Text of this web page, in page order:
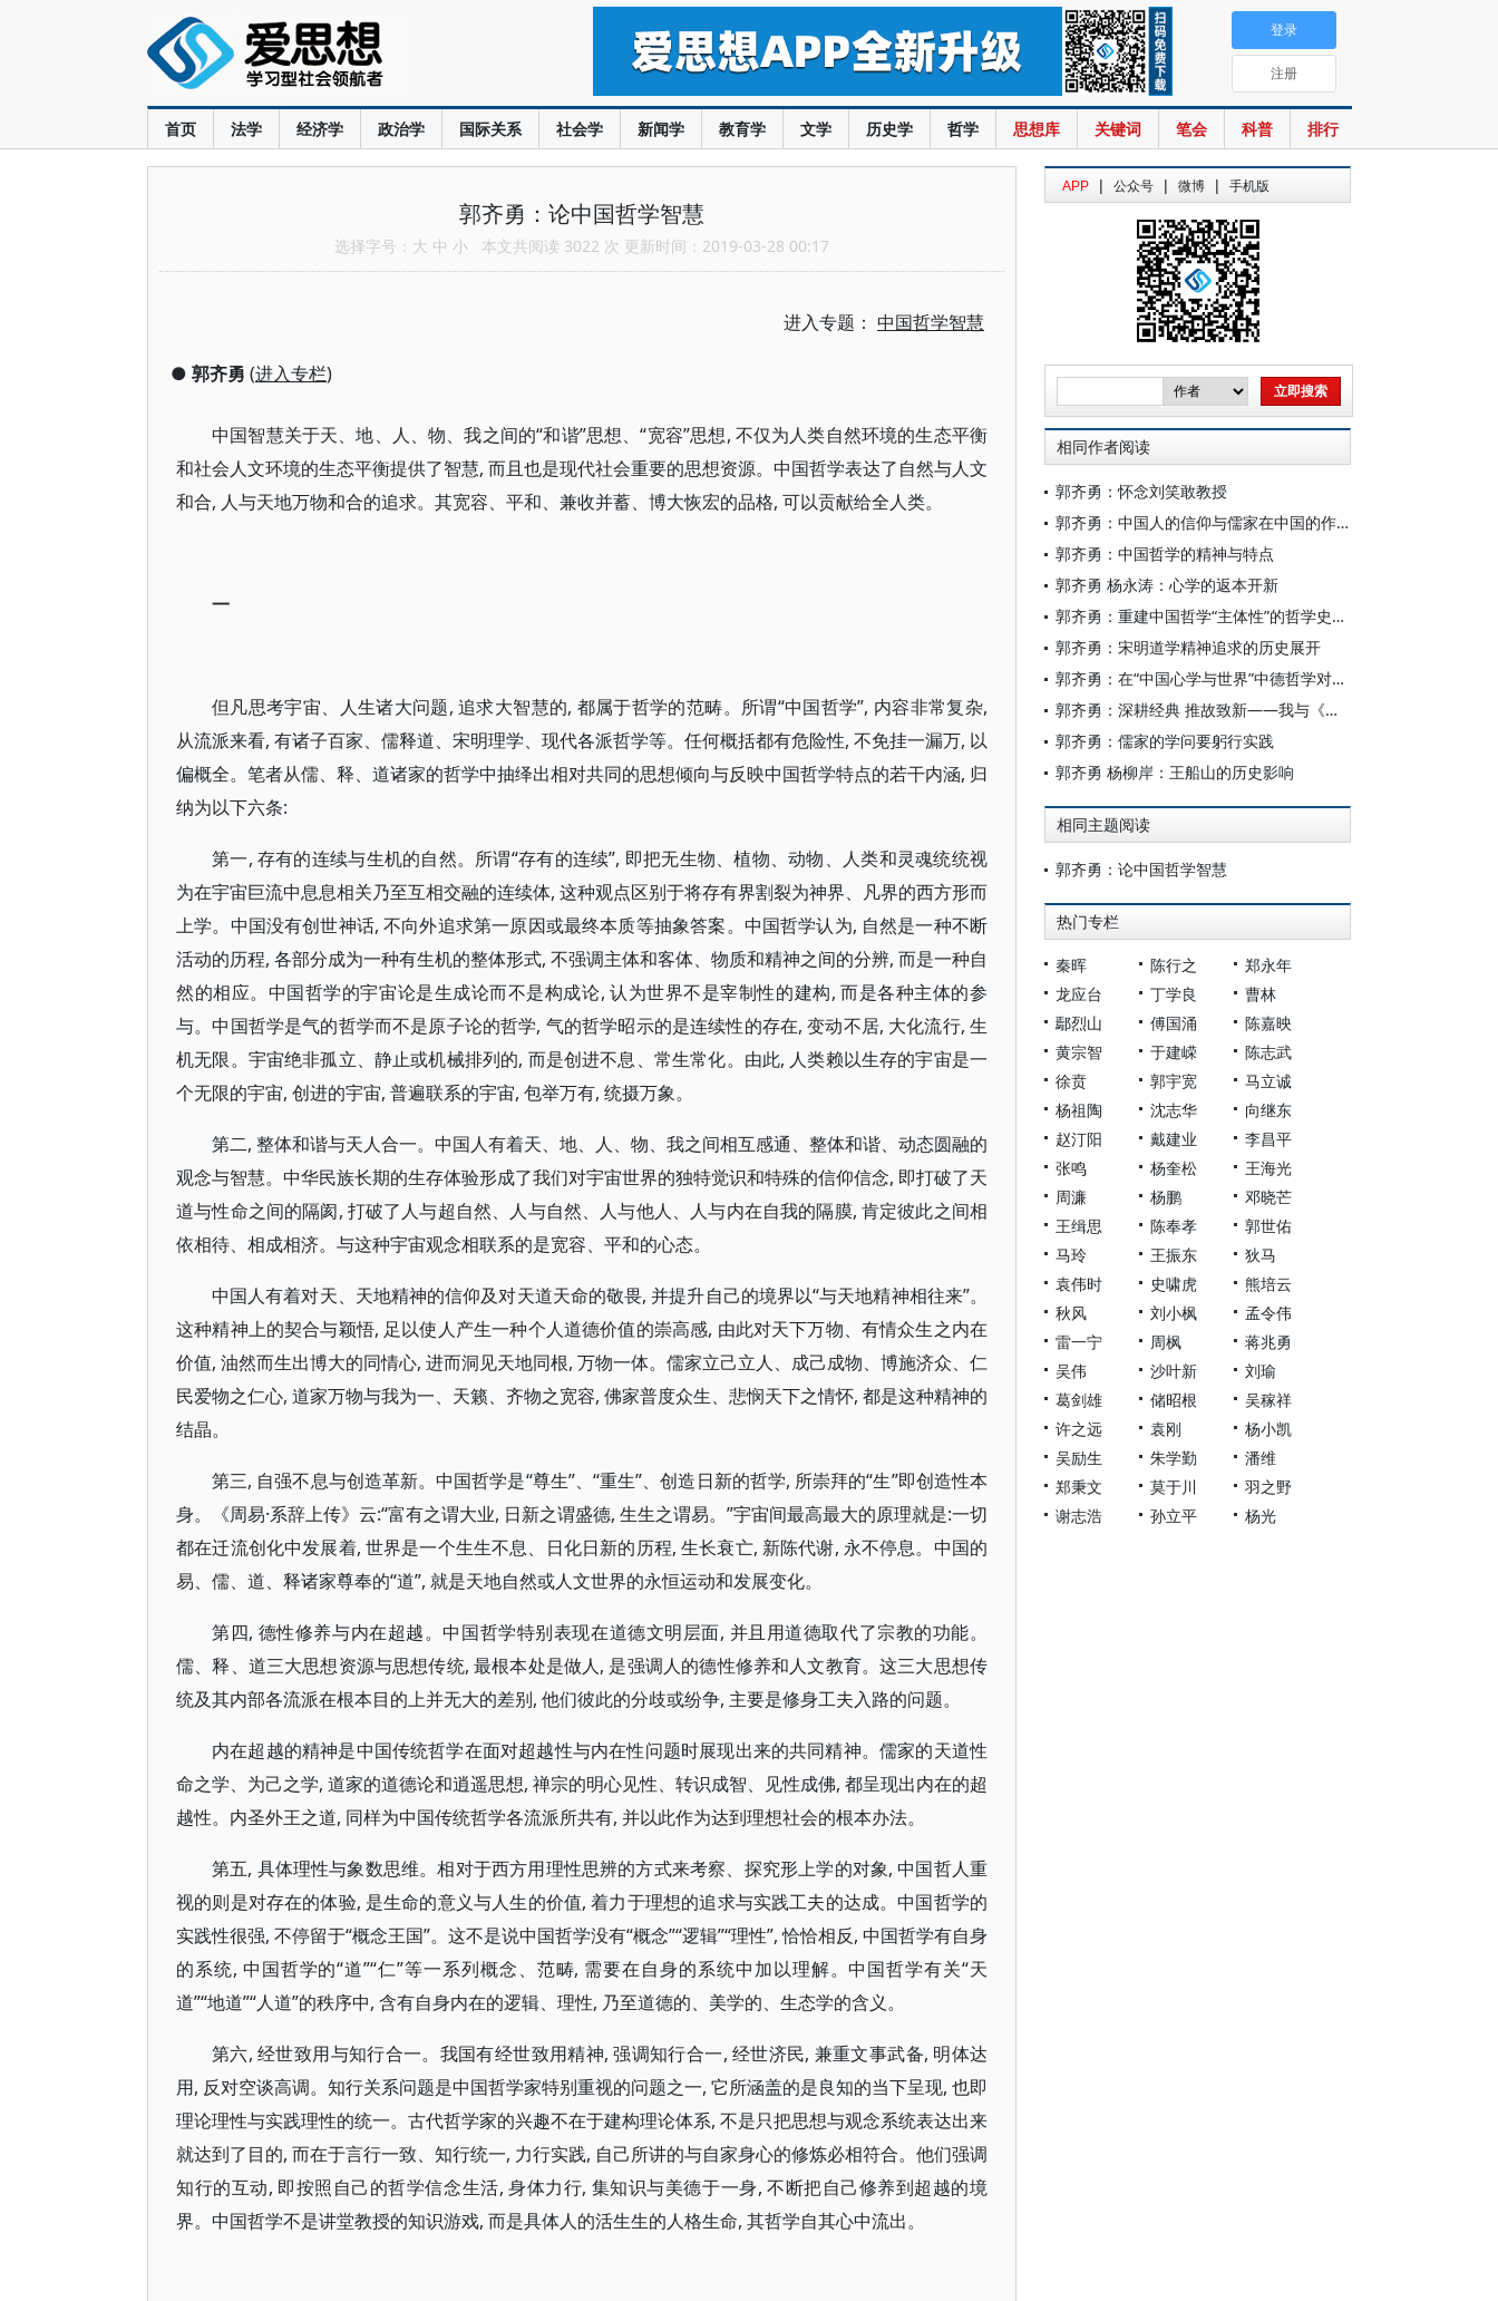
首页 法学 经济学 政治学 国际关系 社会学 新闻学 教育学 文学 历史学 哲学 思想库 关键词 笔会 科普 排行
登录
注册
郭齐勇：论中国哲学智慧
选择字号： 大 中 小 本文共阅读 3022 次 更新时间：2019-03-28 00:17
进入专题： 中国哲学智慧
● 郭齐勇 (进入专栏)
中国智慧关于天、地、人、物、我之间的“和谐”思想、“宽容”思想, 不仅为人类自然环境的生态平衡
和社会人文环境的生态平衡提供了智慧, 而且也是现代社会重要的思想资源。中国哲学表达了自然与人文
和合, 人与天地万物和合的追求。其宽容、平和、兼收并蓄、博大恢宏的品格, 可以贡献给全人类。
一
但凡思考宇宙、人生诸大问题, 追求大智慧的, 都属于哲学的范畴。所谓“中国哲学”, 内容非常复杂,
从流派来看, 有诸子百家、儒释道、宋明理学、现代各派哲学等。任何概括都有危险性, 不免挂一漏万, 以
偏概全。笔者从儒、释、道诸家的哲学中抽绎出相对共同的思想倾向与反映中国哲学特点的若干内涵, 归
纳为以下六条:
第一, 存有的连续与生机的自然。所谓“存有的连续”, 即把无生物、植物、动物、人类和灵魂统统视
为在宇宙巨流中息息相关乃至互相交融的连续体, 这种观点区别于将存有界割裂为神界、凡界的西方形而
上学。中国没有创世神话, 不向外追求第一原因或最终本质等抽象答案。中国哲学认为, 自然是一种不断
活动的历程, 各部分成为一种有生机的整体形式, 不强调主体和客体、物质和精神之间的分辨, 而是一种自
然的相应。中国哲学的宇宙论是生成论而不是构成论, 认为世界不是宰制性的建构, 而是各种主体的参
与。中国哲学是气的哲学而不是原子论的哲学, 气的哲学昭示的是连续性的存在, 变动不居, 大化流行, 生
机无限。宇宙绝非孤立、静止或机械排列的, 而是创进不息、常生常化。由此, 人类赖以生存的宇宙是一
个无限的宇宙, 创进的宇宙, 普遍联系的宇宙, 包举万有, 统摄万象。
第二, 整体和谐与天人合一。中国人有着天、地、人、物、我之间相互感通、整体和谐、动态圆融的
观念与智慧。中华民族长期的生存体验形成了我们对宇宙世界的独特觉识和特殊的信仰信念, 即打破了天
道与性命之间的隔阂, 打破了人与超自然、人与自然、人与他人、人与内在自我的隔膜, 肯定彼此之间相
依相待、相成相济。与这种宇宙观念相联系的是宽容、平和的心态。
中国人有着对天、天地精神的信仰及对天道天命的敬畏, 并提升自己的境界以“与天地精神相往来”。
这种精神上的契合与颖悟, 足以使人产生一种个人道德价值的崇高感, 由此对天下万物、有情众生之内在
价值, 油然而生出博大的同情心, 进而洞见天地同根, 万物一体。儒家立己立人、成己成物、博施济众、仁
民爱物之仁心, 道家万物与我为一、天籁、齐物之宽容, 佛家普度众生、悲悯天下之情怀, 都是这种精神的
结晶。
第三, 自强不息与创造革新。中国哲学是“尊生”、“重生”、创造日新的哲学, 所崇拜的“生”即创造性本
身。《周易·系辞上传》云:“富有之谓大业, 日新之谓盛德, 生生之谓易。”宇宙间最高最大的原理就是:一切
都在迁流创化中发展着, 世界是一个生生不息、日化日新的历程, 生长衰亡, 新陈代谢, 永不停息。中国的
易、儒、道、释诸家尊奉的“道”, 就是天地自然或人文世界的永恒运动和发展变化。
第四, 德性修养与内在超越。中国哲学特别表现在道德文明层面, 并且用道德取代了宗教的功能。
儒、释、道三大思想资源与思想传统, 最根本处是做人, 是强调人的德性修养和人文教育。这三大思想传
统及其内部各流派在根本目的上并无大的差别, 他们彼此的分歧或纷争, 主要是修身工夫入路的问题。
内在超越的精神是中国传统哲学在面对超越性与内在性问题时展现出来的共同精神。儒家的天道性
命之学、为己之学, 道家的道德论和逍遥思想, 禅宗的明心见性、转识成智、见性成佛, 都呈现出内在的超
越性。内圣外王之道, 同样为中国传统哲学各流派所共有, 并以此作为达到理想社会的根本办法。
第五, 具体理性与象数思维。相对于西方用理性思辨的方式来考察、探究形上学的对象, 中国哲人重
视的则是对存在的体验, 是生命的意义与人生的价值, 着力于理想的追求与实践工夫的达成。中国哲学的
实践性很强, 不停留于“概念王国”。这不是说中国哲学没有“概念”“逻辑”“理性”, 恰恰相反, 中国哲学有自身
的系统, 中国哲学的“道”“仁”等一系列概念、范畴, 需要在自身的系统中加以理解。中国哲学有关“天
道”“地道”“人道”的秩序中, 含有自身内在的逻辑、理性, 乃至道德的、美学的、生态学的含义。
第六, 经世致用与知行合一。我国有经世致用精神, 强调知行合一, 经世济民, 兼重文事武备, 明体达
用, 反对空谈高调。知行关系问题是中国哲学家特别重视的问题之一, 它所涵盖的是良知的当下呈现, 也即
理论理性与实践理性的统一。古代哲学家的兴趣不在于建构理论体系, 不是只把思想与观念系统表达出来
就达到了目的, 而在于言行一致、知行统一, 力行实践, 自己所讲的与自家身心的修炼必相符合。他们强调
知行的互动, 即按照自己的哲学信念生活, 身体力行, 集知识与美德于一身, 不断把自己修养到超越的境
界。中国哲学不是讲堂教授的知识游戏, 而是具体人的活生生的人格生命, 其哲学自其心中流出。
APP | 公众号 | 微博 | 手机版
相同作者阅读
郭齐勇：怀念刘笑敢教授
郭齐勇：中国人的信仰与儒家在中国的作用
郭齐勇：中国哲学的精神与特点
郭齐勇 杨永涛：心学的返本开新
郭齐勇：重建中国哲学“主体性”的哲学史书写
郭齐勇：宋明道学精神追求的历史展开
郭齐勇：在“中国心学与世界”中德哲学对话开幕式上的讲话
郭齐勇：深耕经典 推故致新——我与《船山学刊》
郭齐勇：儒家的学问要躬行实践
郭齐勇 杨柳岸：王船山的历史影响
相同主题阅读
郭齐勇：论中国哲学智慧
热门专栏
秦晖 陈行之
郑永年
龙应台
丁学良
曹林
鄢烈山
傅国涌
陈嘉映
黄宗智
于建嵘
陈志武
徐贲
郭宇宽
马立诚
杨祖陶
沈志华
向继东
赵汀阳
戴建业
李昌平
张鸣
杨奎松
王海光
周濂
杨鹏
邓晓芒
王缉思
陈奉孝
郭世佑
马玲
王振东
狄马
袁伟时
史啸虎
熊培云
秋风
刘小枫
孟令伟
雷一宁
周枫
蒋兆勇
吴伟
沙叶新
刘瑜
葛剑雄
储昭根
吴稼祥
许之远
袁刚
杨小凯
吴励生
朱学勤
潘维
郑秉文
莫于川
羽之野
谢志浩
孙立平 杨光